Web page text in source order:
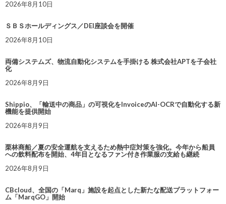
2026年8月10日
ＳＢＳホールディングス／DEI座談会を開催
2026年8月10日
両備システムズ、物流自動化システムを手掛ける 株式会社APTを子会社
化
2026年8月9日
Shippio、「輸送中の商品」の可視化をInvoiceのAI-OCRで自動化する新
機能を提供開始
2026年8月9日
栗林商船／夏の安全運航を支えるため熱中症対策を強化。今年から船員
への飲料配布を開始、4年目となるファン付き作業服の支給も継続
2026年8月9日
CBcloud、全国の「Marq」施設を起点とした新たな配送プラットフォー
ム「MarqGO」開始